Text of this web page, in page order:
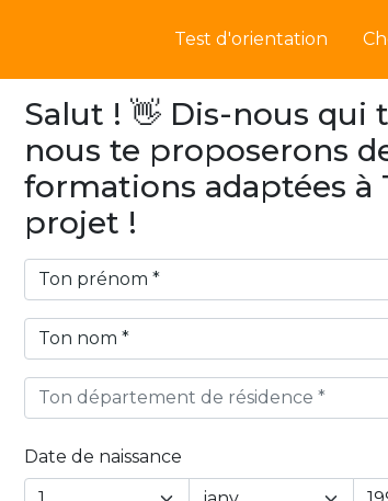
Test d'orientation
Salut ! 👋 Dis-nous qui
nous te proposerons
formations adaptées à
projet !
Ton département de résidence *
Date de naissance
Year